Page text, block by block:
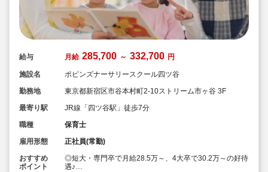
給与 月給 285,700 ～ 332,700 円
施設名
ポピンズナーサリースクール四ツ谷
勤務地
東京都新宿区市谷本村町2-10ストリーム市ヶ谷 3F
最寄り駅
JR線「四ツ谷駅」徒歩7分
職種
保育士
雇用形態
正社員(常勤)
おすすめ
ポイント
◎短大・専門卒で月給28.5万～、4大卒で30.2万～の好待
遇♪